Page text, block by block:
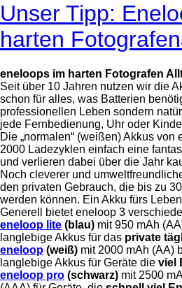
Unser Tipp:
harten
eneloops im harten Fotografen
Seit über 10 Jahren nutzen wir die
schon für alles, was Batterien
professionellen Leben sondern
jede Fernbedienung, Uhr oder
Die „normalen“ (weißen) Akkus von
2000 Ladezyklen einfach eine
und verlieren dabei über die Jahr
Noch cleverer und
den privaten Gebrauch, die bis zu
werden können. Ein Akku fürs
Generell bietet eneloop 3
eneloop lite (blau) mit 950 mAh
langlebige Akkus für das private
eneloop (weiß) mit 2000 mAh (AA)
langlebige Akkus für Geräte die viel
eneloop pro (schwarz) mit 2500